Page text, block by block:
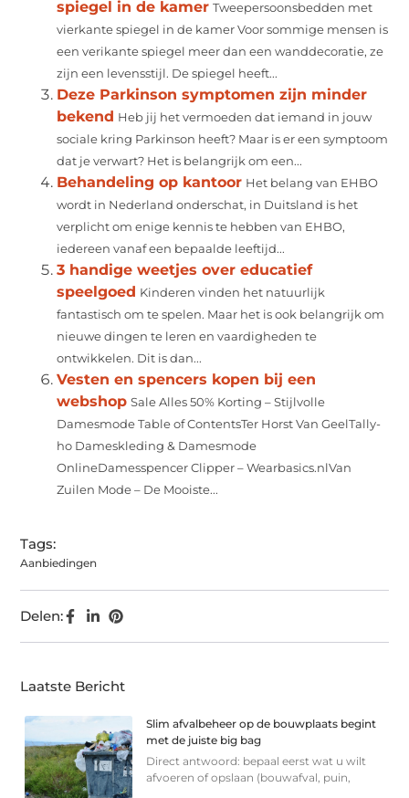
spiegel in de kamer Tweepersoonsbedden met
vierkante spiegel in de kamer Voor sommige mensen is
een verikante spiegel meer dan een wanddecoratie, ze
zijn een levensstijl. De spiegel heeft...
Deze Parkinson symptomen zijn minder
bekend Heb jij het vermoeden dat iemand in jouw
sociale kring Parkinson heeft? Maar is er een symptoom
dat je verwart? Het is belangrijk om een...
Behandeling op kantoor Het belang van EHBO
wordt in Nederland onderschat, in Duitsland is het
verplicht om enige kennis te hebben van EHBO,
iedereen vanaf een bepaalde leeftijd...
3 handige weetjes over educatief
speelgoed Kinderen vinden het natuurlijk
fantastisch om te spelen. Maar het is ook belangrijk om
nieuwe dingen te leren en vaardigheden te
ontwikkelen. Dit is dan...
Vesten en spencers kopen bij een
webshop Sale Alles 50% Korting – Stijlvolle
Damesmode Table of ContentsTer Horst Van GeelTally-
ho Dameskleding & Damesmode
OnlineDamesspencer Clipper – Wearbasics.nlVan
Zuilen Mode – De Mooiste...
Tags:
Aanbiedingen
Delen:
Laatste Bericht
Slim afvalbeheer op de bouwplaats begint
met de juiste big bag
Direct antwoord: bepaal eerst wat u wilt
afvoeren of opslaan (bouwafval, puin,